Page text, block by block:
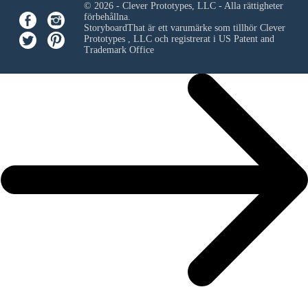
© 2026 - Clever Prototypes, LLC - Alla rättigheter
förbehållna.
StoryboardThat är ett varumärke som tillhör Clever
Prototypes , LLCoch registrerat i US Patent and
Trademark Office